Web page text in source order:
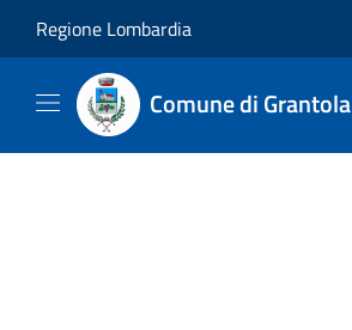
Regione Lombardia
Comune di Grantola